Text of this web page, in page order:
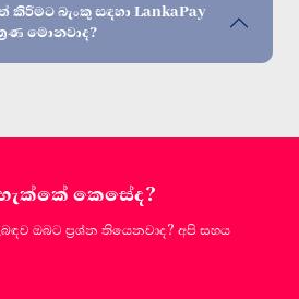
බැංකු සඳහා LankaPay
මොනවාද?
කෙසේද?
ඔබට ප්‍රශ්න තියෙනවාද? අපි සහය